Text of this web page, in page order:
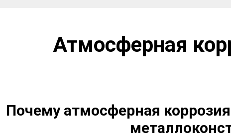
Атмосферная
Почему атмосферная